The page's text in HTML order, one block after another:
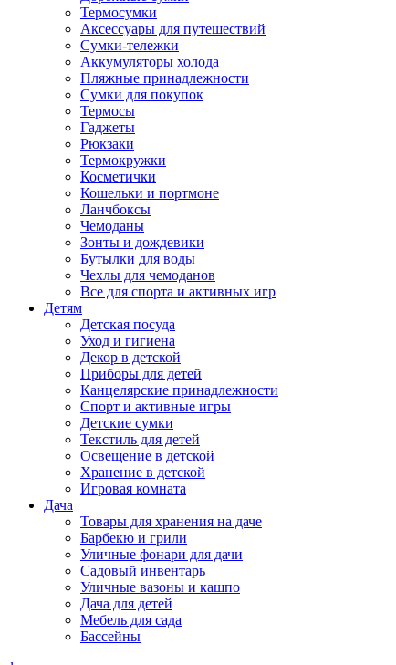
Термосумки
Аксессуары для путешествий
Сумки-тележки
Аккумуляторы холода
Пляжные принадлежности
Сумки для покупок
Термосы
Гаджеты
Рюкзаки
Термокружки
Косметички
Кошельки и портмоне
Ланчбоксы
Чемоданы
Зонты и дождевики
Бутылки для воды
Чехлы для чемоданов
Все для спорта и активных игр
Детям
Детская посуда
Уход и гигиена
Декор в детской
Приборы для детей
Канцелярские принадлежности
Спорт и активные игры
Детские сумки
Текстиль для детей
Освещение в детской
Хранение в детской
Игровая комната
Дача
Товары для хранения на даче
Барбекю и грили
Уличные фонари для дачи
Садовый инвентарь
Уличные вазоны и кашпо
Дача для детей
Мебель для сада
Бассейны